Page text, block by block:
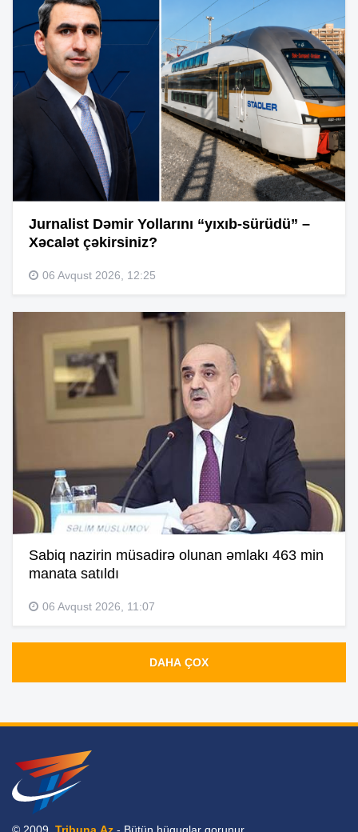
Jurnalist Dəmir Yollarını “yıxıb-sürüdü” –
Xəcalət çəkirsiniz?
06 Avqust 2026, 12:25
Sabiq nazirin müsadirə olunan əmlakı 463 min
manata satıldı
06 Avqust 2026, 11:07
DAHA ÇOX